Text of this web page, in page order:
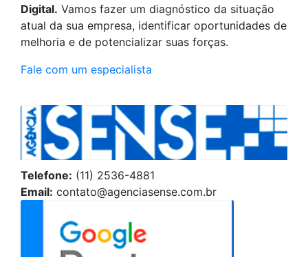
Digital. Vamos fazer um diagnóstico da situação
atual da sua empresa, identificar oportunidades de
melhoria e de potencializar suas forças.
Fale com um especialista
Telefone: (11) 2536-4881
Email: contato@agenciasense.com.br